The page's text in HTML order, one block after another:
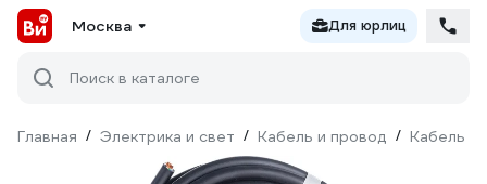
Москва Для юрлиц
Поиск в каталоге
Главная / Электрика и свет / Кабель и провод / Кабель КГ